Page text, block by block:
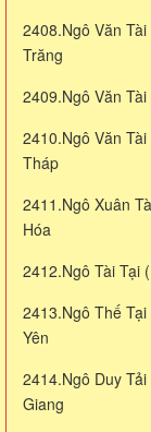
2408.Ngô Văn
Trăng
2409.Ngô Văn
2410.Ngô Văn
Tháp
2411.Ngô Xuân
Hóa
2412.Ngô Tài Tại
2413.Ngô Thế
Yên
2414.Ngô Duy
Giang